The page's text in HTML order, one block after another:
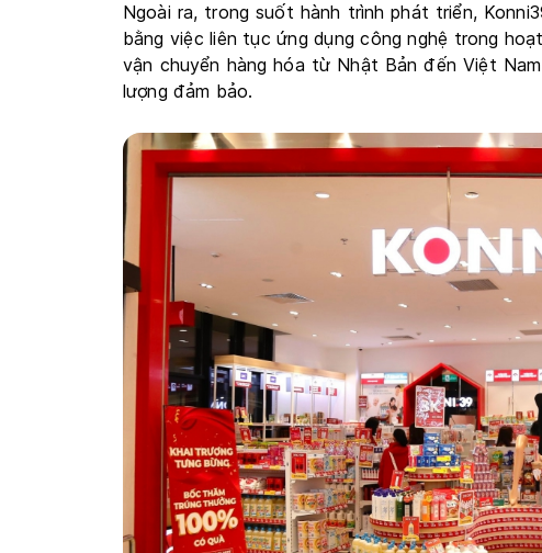
Ngoài ra, trong suốt hành trình phát triển,
bằng việc liên tục ứng dụng công nghệ trong
vận chuyển hàng hóa từ Nhật Bản đến Việt
lượng đảm bảo.